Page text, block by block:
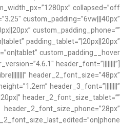
custom_padding=”6vw|||40px”
custom_padding_phone=””
padding_tablet=”|20px||20px”
header_font=”||||||||”
header_2_font_size=”48px”
header_3_font=”||||||||”
header_2_font_size_tablet=””
header_2_font_size_phone=”28px”